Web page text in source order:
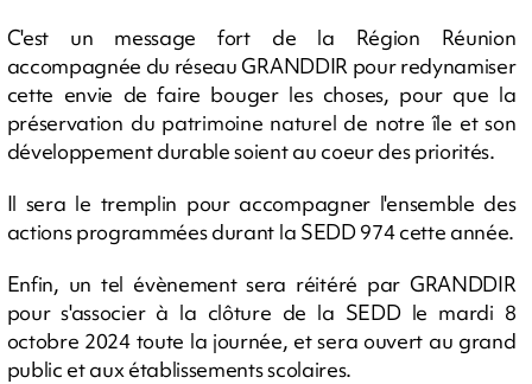
C'est un message fort de la Région Réunion
accompagnée du réseau GRANDDIR pour redynamiser
cette envie de faire bouger les choses, pour que la
préservation du patrimoine naturel de notre île et son
développement durable soient au coeur des priorités.
Il sera le tremplin pour accompagner l'ensemble des
actions programmées durant la SEDD 974 cette année.
Enfin, un tel évènement sera réitéré par GRANDDIR
pour s'associer à la clôture de la SEDD le mardi 8
octobre 2024 toute la journée, et sera ouvert au grand
public et aux établissements scolaires.